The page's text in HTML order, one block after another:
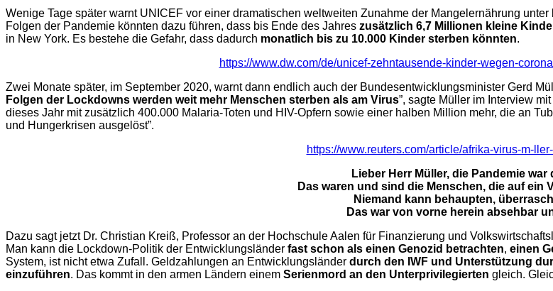
Wenige Tage später warnt UNICEF vor einer dramatischen weltweiten Zunahme der Mangelernährung
Folgen der Pandemie könnten dazu führen, dass bis Ende des Jahres zusätzlich 6,7 Millionen kleine
in New York. Es bestehe die Gefahr, dass dadurch monatlich bis zu 10.000 Kinder sterben könnten.
https://www.dw.com/de/unicef-zehntausende-kinder-wegen-
Zwei Monate später, im September 2020, warnt dann endlich auch der Bundesentwicklungsminister Gerd
Folgen der Lockdowns werden weit mehr Menschen sterben als am Virus”, sagte Müller im Interview
dieses Jahr mit zusätzlich 400.000 Malaria-Toten und HIV-Opfern sowie einer halben Million mehr, die an
und Hungerkrisen ausgelöst”.
https://www.reuters.com/article/afrika-virus-m-
Lieber Herr Müller, die Pandemie war
Das waren und sind die Menschen, die auf ein
Niemand kann behaupten,
Das war von vorne herein absehbar
Dazu sagt jetzt Dr. Christian Kreiß, Professor an der Hochschule Aalen für Finanzierung und
Man kann die Lockdown-Politik der Entwicklungsländer fast schon als einen Genozid betrachten, einen
System, ist nicht etwa Zufall. Geldzahlungen an Entwicklungsländer durch den IWF und Unterstützung
einzuführen. Das kommt in den armen Ländern einem Serienmord an den Unterprivilegierten gleich.